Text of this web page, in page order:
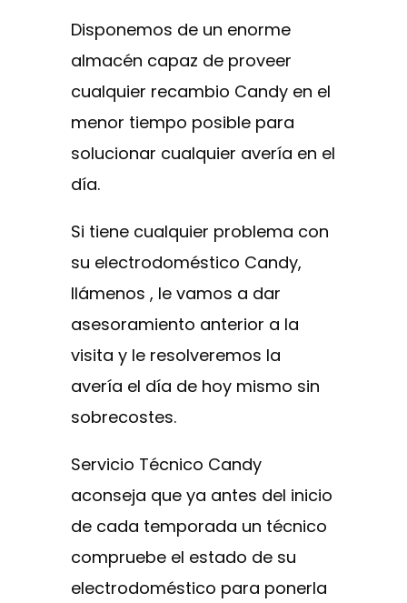
Disponemos de un enorme
almacén capaz de proveer
cualquier recambio Candy en el
menor tiempo posible para
solucionar cualquier avería en el
día.
Si tiene cualquier problema con
su electrodoméstico Candy,
llámenos , le vamos a dar
asesoramiento anterior a la
visita y le resolveremos la
avería el día de hoy mismo sin
sobrecostes.
Servicio Técnico Candy
aconseja que ya antes del inicio
de cada temporada un técnico
compruebe el estado de su
electrodoméstico para ponerla